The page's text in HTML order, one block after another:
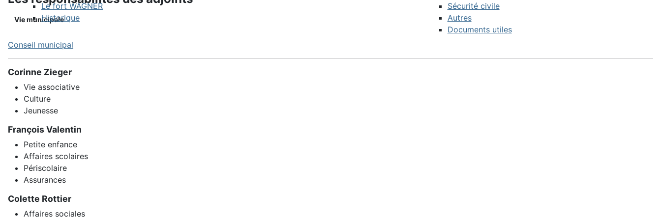
Le fort WAGNER
Historique
Sécurité civile
Autres
Documents utiles
Vie municipale
Conseil municipal
Corinne Zieger
Vie associative
Culture
Jeunesse
François Valentin
Petite enfance
Affaires scolaires
Périscolaire
Assurances
Colette Rottier
Affaires sociales